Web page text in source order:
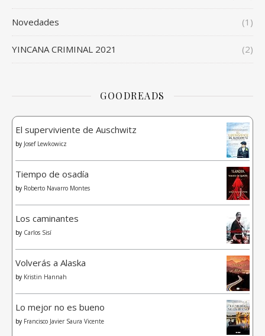
Novedades (1)
YINCANA CRIMINAL 2021 (2)
GOODREADS
El superviviente de Auschwitz
by Josef Lewkowicz
Tiempo de osadía
by Roberto Navarro Montes
Los caminantes
by Carlos Sisí
Volverás a Alaska
by Kristin Hannah
Lo mejor no es bueno
by Francisco Javier Saura Vicente